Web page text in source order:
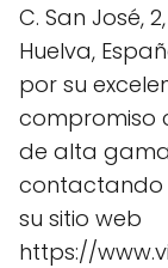
C. San José,
Huelva,
por su
compromiso
de alta
contactando
su sitio web
https://